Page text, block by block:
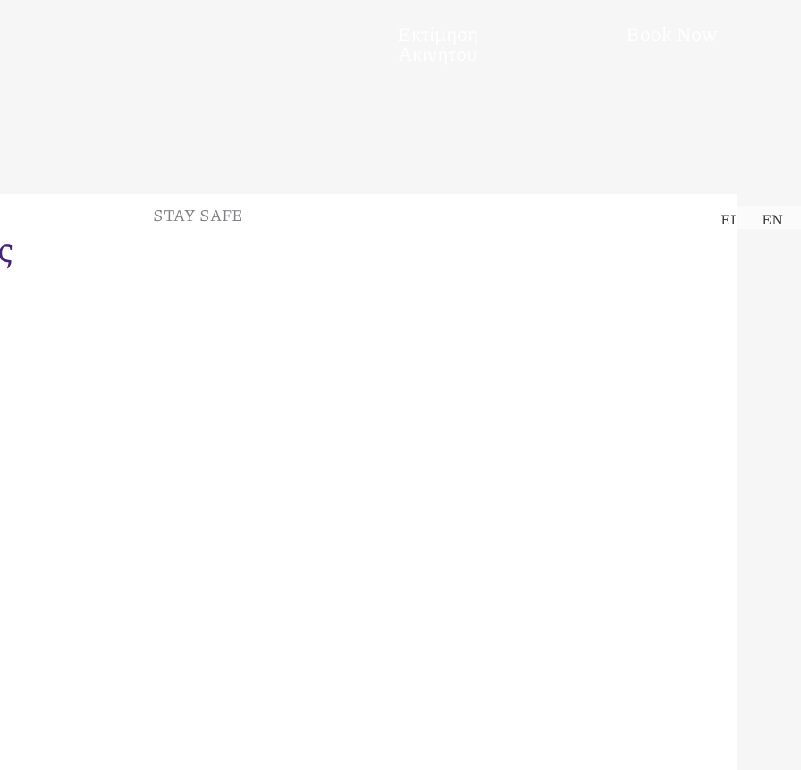
STAY SAFE EL EN